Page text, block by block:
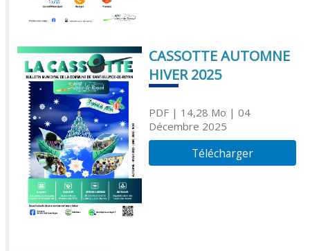
CASSOTTE AUTOMNE
HIVER 2025
PDF| 14,28 Mo | 04
Décembre 2025
Télécharger